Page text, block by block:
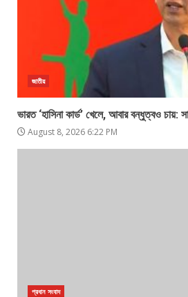
জাতীয়
ভারত ‘হাসিনা কার্ড’ খেলে, আবার বন্ধুত্বও চায়:
August 8, 2026 6:22 PM
প্রধান সংবাদ